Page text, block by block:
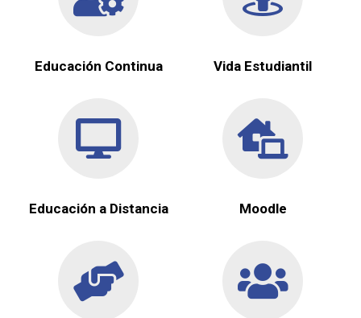
Educación Continua Vida Estudiantil
Educación a Distancia Moodle